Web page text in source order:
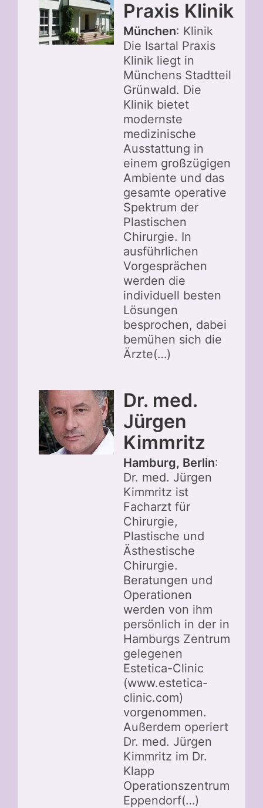
Praxis Klinik
München: Klinik
Die Isartal Praxis
Klinik liegt in
Münchens Stadtteil
Grünwald. Die
Klinik bietet
modernste
medizinische
Ausstattung in
einem großzügigen
Ambiente und das
gesamte operative
Spektrum der
Plastischen
Chirurgie. In
ausführlichen
Vorgesprächen
werden die
individuell besten
Lösungen
besprochen, dabei
bemühen sich die
Ärzte(…)
Dr. med.
Jürgen
Kimmritz
Hamburg, Berlin:
Dr. med. Jürgen
Kimmritz ist
Facharzt für
Chirurgie,
Plastische und
Ästhestische
Chirurgie.
Beratungen und
Operationen
werden von ihm
persönlich in der in
Hamburgs Zentrum
gelegenen
Estetica-Clinic
(www.estetica-
clinic.com)
vorgenommen.
Außerdem operiert
Dr. med. Jürgen
Kimmritz im Dr.
Klapp
Operationszentrum
Eppendorf(…)